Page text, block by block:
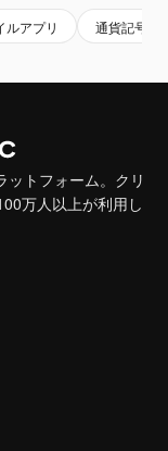
ルアプリ 通貨記号
トフォーム。クリ
万人以上が利用し